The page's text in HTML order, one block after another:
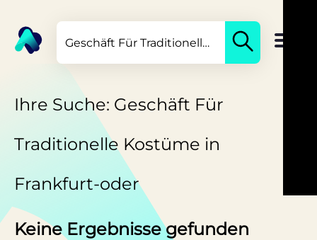
Ihre Suche: Geschäft Für
Traditionelle Kostüme in
Frankfurt-oder
Keine Ergebnisse gefunden